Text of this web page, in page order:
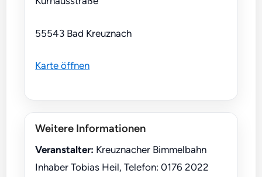
55543 Bad Kreuznach
Karte öffnen
Weitere Informationen
Veranstalter: Kreuznacher Bimmelbahn
Inhaber Tobias Heil, Telefon: 0176 2022